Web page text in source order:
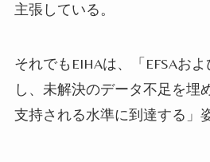
主張している。
それでもEIHAは、「EFSAお
し、未解決のデータ不足を埋
支持される水準に到達する」